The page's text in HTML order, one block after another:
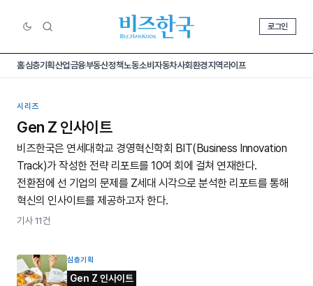
로그인
홈심층기획산업금융부동산정책노동소비 자동차사회환경지역라이프
시리즈
Gen Z 인사이트
비즈한국은 연세대학교 경영혁신학회 BIT(Business Innovation
Track)가 작성한 전략 리포트를 10여 회에 걸쳐 연재한다.
전환점에 선 기업의 문제를 Z세대 시각으로 분석한 리포트를 통해
혁신의 인사이트를 제공하고자 한다.
기사 11건
심층기획
Gen Z 인사이트